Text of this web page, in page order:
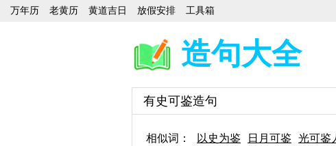
万年历 老黄历 黄道吉日 放假安排 工具箱
造句大全
有史可鉴造句
相似词： 以史为鉴 日月可鉴 光可鉴